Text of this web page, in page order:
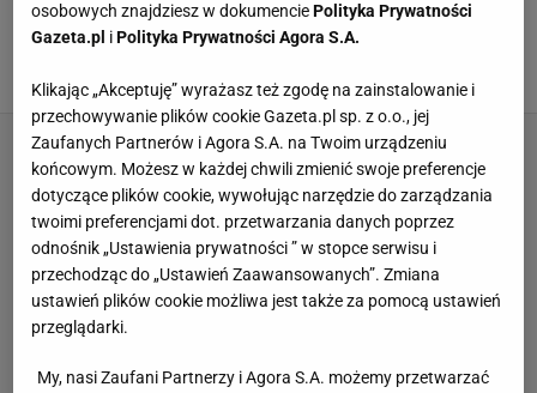
Skala zniszczeń poraża. Inwestycja za miliony
zniknęła z powierzchni
SUBSKRYPCJA
osobowych znajdziesz w dokumenciePolityka Prywatności
Gazeta.pl iPolityka Prywatności Agora S.A.
Klikając „Akceptuję” wyrażasz też zgodę na zainstalowanie i
przechowywanie plików cookie Gazeta.pl sp. z o.o., jej
Zaufanych Partnerów i Agora S.A. na Twoim urządzeniu
końcowym. Możesz w każdej chwili zmienić swoje preferencje
dotyczące plików cookie, wywołując narzędzie do zarządzania
twoimi preferencjami dot. przetwarzania danych poprzez
odnośnik „Ustawienia prywatności ” w stopce serwisu i
przechodząc do „Ustawień Zaawansowanych”. Zmiana
ustawień plików cookie możliwa jest także za pomocą ustawień
przeglądarki.
My, nasi Zaufani Partnerzy i Agora S.A. możemy przetwarzać